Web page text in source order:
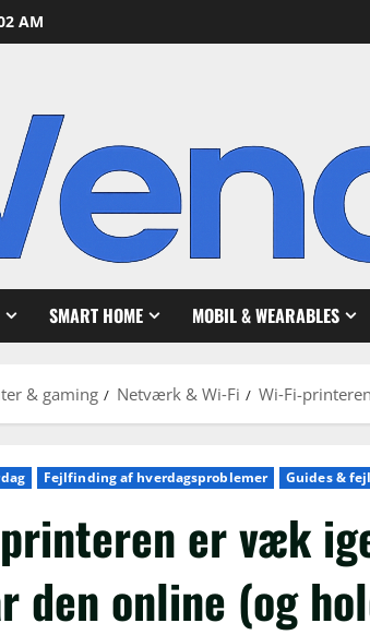
AM
SMART HOME MOBIL & WEARABLES
& gaming Netværk & Wi‑Fi Wi‑Fi-
Fejlfinding af hverdagsproblemer Guides &
printeren er væk
den online (og